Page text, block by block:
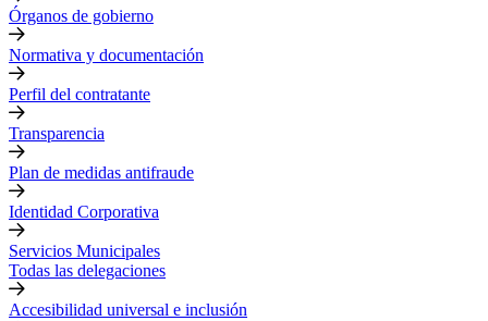
Órganos de gobierno
Normativa y documentación
Perfil del contratante
Transparencia
Plan de medidas antifraude
Identidad Corporativa
Servicios Municipales
Todas las delegaciones
Accesibilidad universal e inclusión